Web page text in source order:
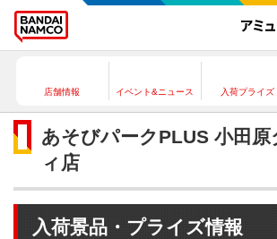
店舗情報 イベント&ニュース 入荷プライズ
あそびパークPLUS 小田
ィ店
入荷景品・プライズ情報